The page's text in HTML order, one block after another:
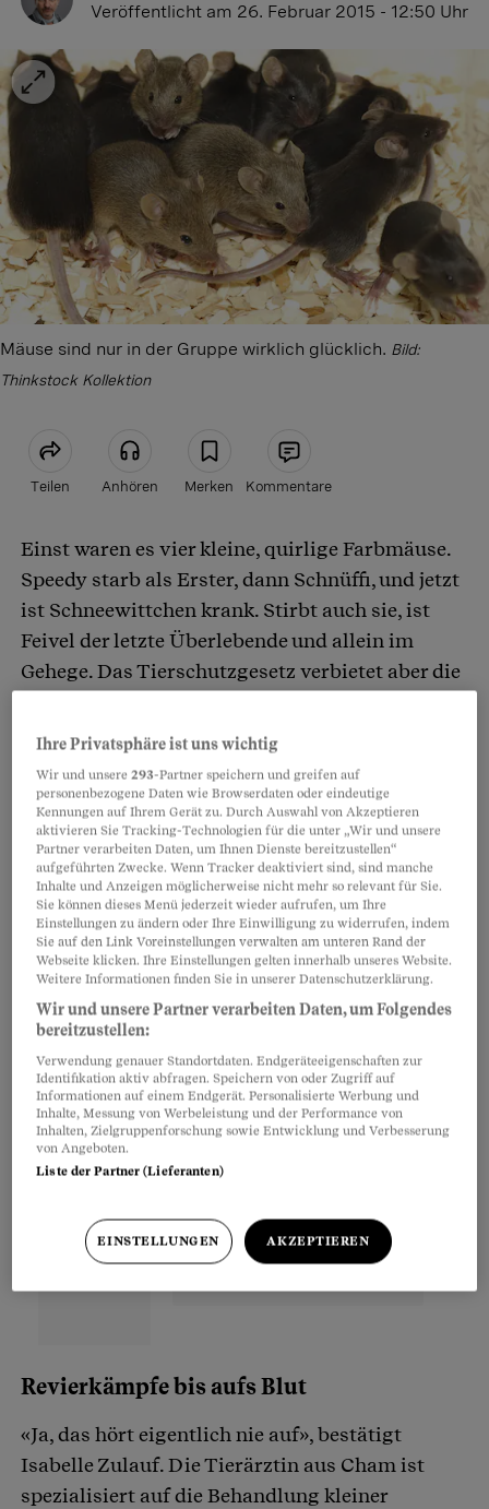
Veröffentlicht am 26. Februar 2015 - 12:50 Uhr
Mäuse sind nur in der Gruppe wirklich glücklich. Bild:
Thinkstock Kollektion
Teilen Anhören Merken Kommentare
Artikel teilen
Einst waren es vier kleine, quirlige Farbmäuse.
Speedy starb als Erster, dann Schnüffi, und jetzt
ist Schneewittchen krank. Stirbt auch sie, ist
Feivel der letzte Überlebende und allein im
Gehege. Das Tierschutzgesetz verbietet aber die
sind sie unglücklich, wenn sie allein sind. «Was
machen wir, wenn Schneewittchen jetzt auch
noch stirbt?», fragen sich die zehnjährige
Mäusehalterin Yael und ihre Eltern. Sie haben
das Problem erkannt: Den letzten Überlebenden
eines Rudels müsste man immer wieder mit
neuen Mäusen zusammenbringen – so lange, bis
die letzten zwei zufälligerweise gleichzeitig
sterben.
Partnerinhalte
Revierkämpfe bis aufs Blut
«Ja, das hört eigentlich nie auf», bestätigt
Isabelle Zulauf. Die Tierärztin aus Cham ist
spezialisiert auf die Behandlung kleiner
Ihre Privatsphäre ist uns wichtig
Wir und unsere293-Partner speichern und greifen auf
personenbezogene Daten wie Browserdaten oder eindeutige
Kennungen auf Ihrem Gerät zu. Durch Auswahl von Akzeptieren
aktivieren Sie Tracking-Technologien für die unter „Wir und unsere
Partner verarbeiten Daten, um Ihnen Dienste bereitzustellen“
aufgeführten Zwecke. Wenn Tracker deaktiviert sind, sind manche
Inhalte und Anzeigen möglicherweise nicht mehr so relevant für Sie.
Sie können dieses Menü jederzeit wieder aufrufen, um Ihre
Einstellungen zu ändern oder Ihre Einwilligung zu widerrufen, indem
Sie auf den Link Voreinstellungen verwalten am unteren Rand der
Webseite klicken. Ihre Einstellungen gelten innerhalb unseres Website.
Weitere Informationen finden Sie in unserer Datenschutzerklärung.
Wir und unsere Partner verarbeiten Daten, um Folgendes
bereitzustellen:
Verwendung genauer Standortdaten. Endgeräteeigenschaften zur
Identifikation aktiv abfragen. Speichern von oder Zugriff auf
Informationen auf einem Endgerät. Personalisierte Werbung und
Inhalte, Messung von Werbeleistung und der Performance von
Inhalten, Zielgruppenforschung sowie Entwicklung und Verbesserung
von Angeboten.
Liste der Partner (Lieferanten)
EINSTELLUNGEN AKZEPTIEREN